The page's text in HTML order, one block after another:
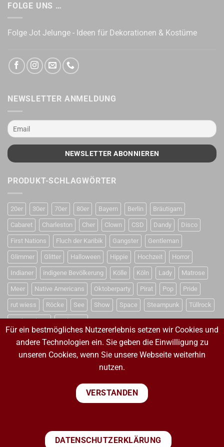
FOLGE UNS …
Folge Jot Jelunge - Ideen für Dekorationen & Kostüme
NEWSLETTER ANMELDUNG
PRODUKT-SCHLAGWÖRTER
20er 30er 70er 80er Bayern Berlin Bräutigam
Cabaret Charleston Cher Clown CSD Dandy Disco
First Nations Fluch der Karibik Gangster Gentleman
Glimmer Glitter Halloween Hippie Hochzeit Horror
Indianer indigene Bevölkerung Kölle Köln Lady Matrose
Meer Native Americans Oktoberparty Pirat Pop Pride
rut wiess Röcke See Show Space Steampunk Tüllrock
Weihnachten Weltraum
VERTRAG WIDERRUFEN
VERTRAG WIDERRUFEN
PayPal Visa MasterCard
Sepa
Für ein bestmögliches Nutzererlebnis setzen wir Cookies und
andere Technologien ein. Sie geben die Einwilligung zu
unseren Cookies, wenn Sie unsere Webseite weiterhin
nutzen.
VERSTANDEN
DATENSCHUTZERKLÄRUNG